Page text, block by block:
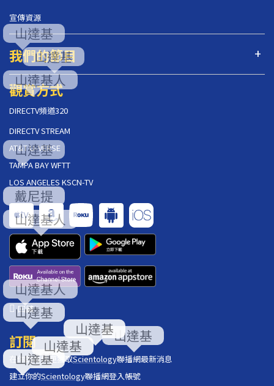
宣傳資源
我們的節目
觀賞方式
DIRECTV頻道320
DIRECTV STREAM
AT&T U-VERSE
TAMPA BAY WFTT
LOS ANGELES KSCN-TV
回饋
訂閱
在你的收件匣獲取Scientology聯播網最新消息
建立你的Scientology聯播網登入帳號